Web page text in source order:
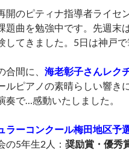
開のピティナ指導者ライセ
題曲を勉強中です。先週末
してきました。5日は神戸で
合間に、 海老彰子さんレク
ルピアノの素晴らしい響き
奏で…感動いたしました。
ラーコンクール梅田地区予
の5年生2人： 奨励賞・優秀